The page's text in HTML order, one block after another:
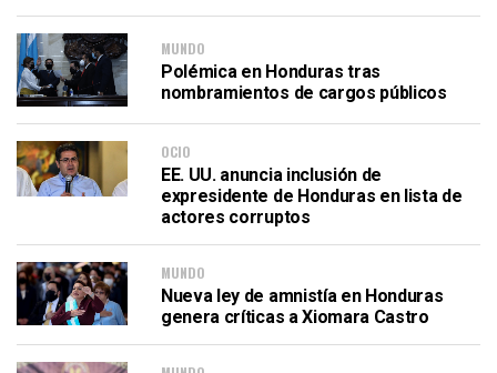
MUNDO
Polémica en Honduras tras
nombramientos de cargos públicos
OCIO
EE. UU. anuncia inclusión de
expresidente de Honduras en lista de
actores corruptos
MUNDO
Nueva ley de amnistía en Honduras
genera críticas a Xiomara Castro